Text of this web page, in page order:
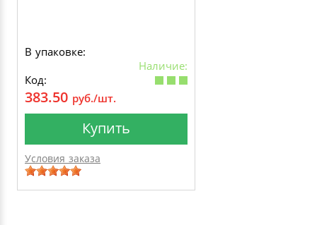
В упаковке:
Наличие:
Код:
383.50 руб./шт.
Купить
Условия заказа